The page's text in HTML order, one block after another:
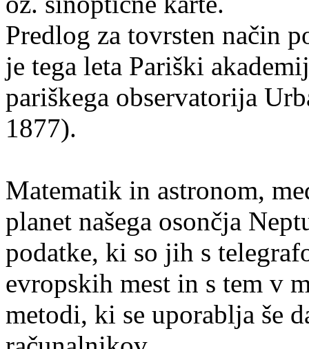
Predlog za tovrsten način
je tega leta Pariški
pariškega observatorija
1877).
Matematik in astronom,
planet našega osončja
podatke, ki so jih s
evropskih mest in s tem v
metodi, ki se uporablja še